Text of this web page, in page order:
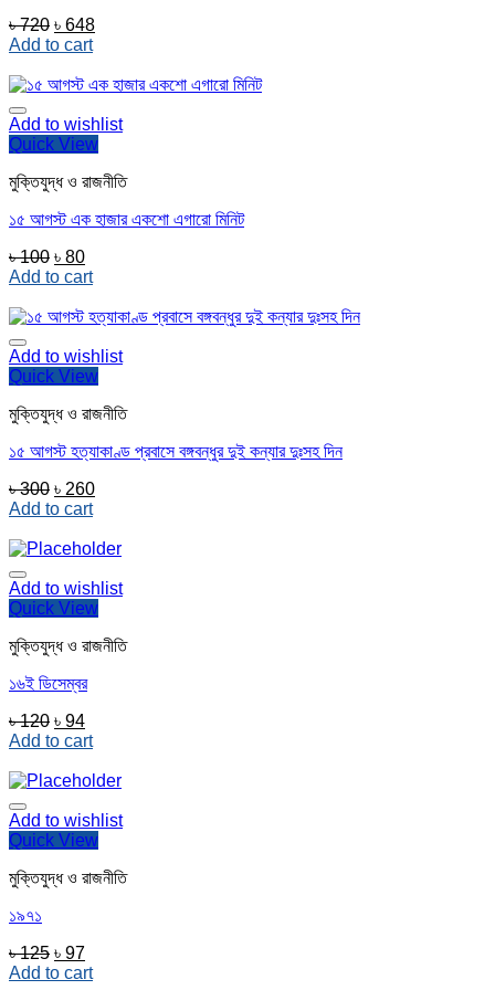
৳720 Original
price
৳ 720.
৳ 648Current
৳ 648.
Add to cart
Add to wishlist
Quick View
মুক্তিযুদ্ধ ও রাজনীতি
১৫ আগস্ট এক হাজার একশো এগারো মিনিট
৳100 Original
price
৳ 100.
৳ 80Current
price
৳ 80.
Add to cart
Add to wishlist
Quick View
মুক্তিযুদ্ধ ও রাজনীতি
১৫ আগস্ট হত্যাকাণ্ড প্রবাসে বঙ্গবন্ধুর দুই কন্যার দুঃসহ দিন
৳300 Original
price
৳ 300.
৳ 260Current
৳ 260.
Add to cart
Add to wishlist
Quick View
মুক্তিযুদ্ধ ও রাজনীতি
১৬ই ডিসেম্বর
৳120 Original
price
৳ 120.
৳ 94Current
price
৳ 94.
Add to cart
Add to wishlist
Quick View
মুক্তিযুদ্ধ ও রাজনীতি
১৯৭১
৳125 Original
price
৳ 97Current
price
Add to cart